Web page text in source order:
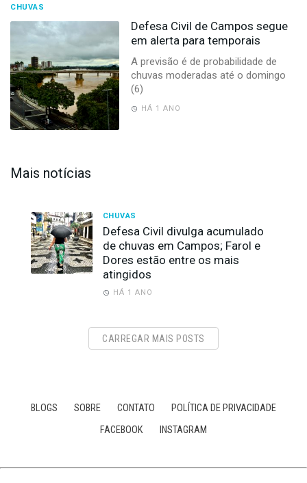
CHUVAS
Defesa Civil de Campos segue
em alerta para temporais
A previsão é de probabilidade de
chuvas moderadas até o domingo
(6)
HÁ 1 ANO
Mais notícias
CHUVAS
Defesa Civil divulga acumulado
de chuvas em Campos; Farol e
Dores estão entre os mais
atingidos
HÁ 1 ANO
CARREGAR MAIS POSTS
BLOGS SOBRE CONTATO
POLÍTICA DE PRIVACIDADE
FACEBOOK
INSTAGRAM